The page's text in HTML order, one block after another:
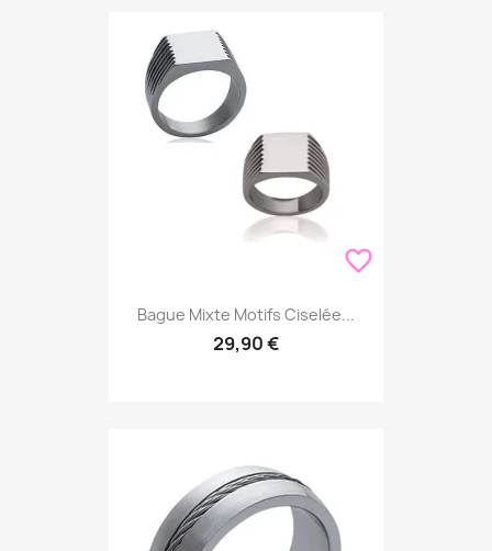
favorite_border
Bague Mixte Motifs Ciselée...
29,90 €